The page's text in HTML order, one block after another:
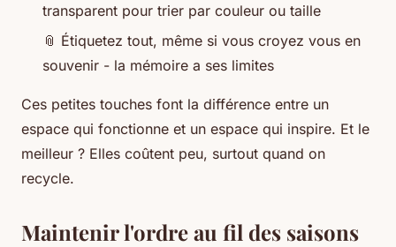
transparent pour trier par couleur ou taille
📎 Étiquetez tout, même si vous croyez vous en
souvenir - la mémoire a ses limites
Ces petites touches font la différence entre un
espace qui fonctionne et un espace qui inspire. Et le
meilleur ? Elles coûtent peu, surtout quand on
recycle.
Maintenir l'ordre au fil des saisons